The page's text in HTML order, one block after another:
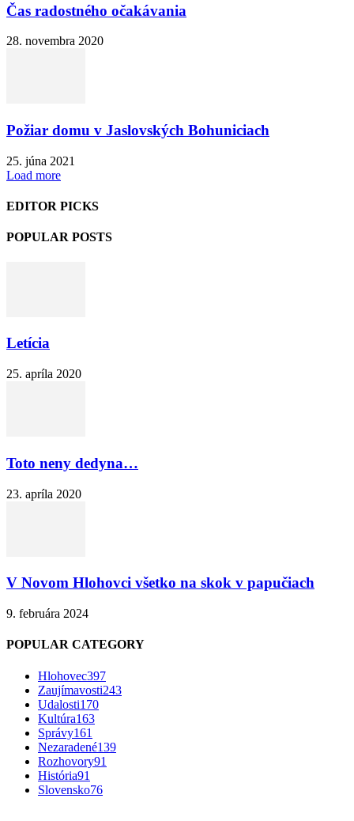
Čas radostného očakávania
28. novembra 2020
Požiar domu v Jaslovských Bohuniciach
25. júna 2021
Load more
EDITOR PICKS
POPULAR POSTS
Letícia
25. apríla 2020
Toto neny dedyna…
23. apríla 2020
V Novom Hlohovci všetko na skok v papučiach
9. februára 2024
POPULAR CATEGORY
Hlohovec397
Zaujímavosti243
Udalosti170
Kultúra163
Správy161
Nezaradené139
Rozhovory91
História91
Slovensko76